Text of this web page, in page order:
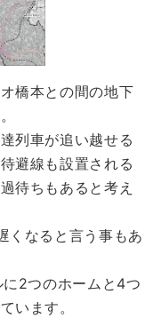
橋本との間の地下
列車が追い越せる
避線も設置される
待ちもあると考え
くなると言う事もあ
2つのホームと4つ
います。